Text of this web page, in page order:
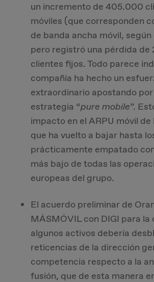
un incremento de 405.000
móviles (que corresponden
de banda ancha móvil,
pero registró una pérdida
clientes fijos. Todo parece
compañía ha hecho un
extraordinario apostando por
estrategia “pure mobile”.
impacto en el ARPU móvil
que ha vuelto a bajar hasta
prácticamente empatado
más bajo de todas las
europeas del grupo.
El acuerdo preliminar de
MÁSMÓVIL con DIGI para la
algunos activos debería
reticencias de la dirección
competencia respecto a la
fusión, que de esta manera